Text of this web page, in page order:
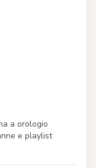
a orologio
e playlist